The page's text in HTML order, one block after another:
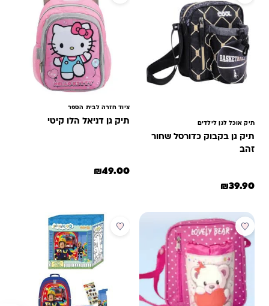
תיק אוכל לגן לילדים
תיק גן בקבוק כדורסל שחור
זהב
₪39.90
ציוד חזרה לבית הספר
תיק גן דניאל הלו קיטי
₪49.00
מבצע מבצע